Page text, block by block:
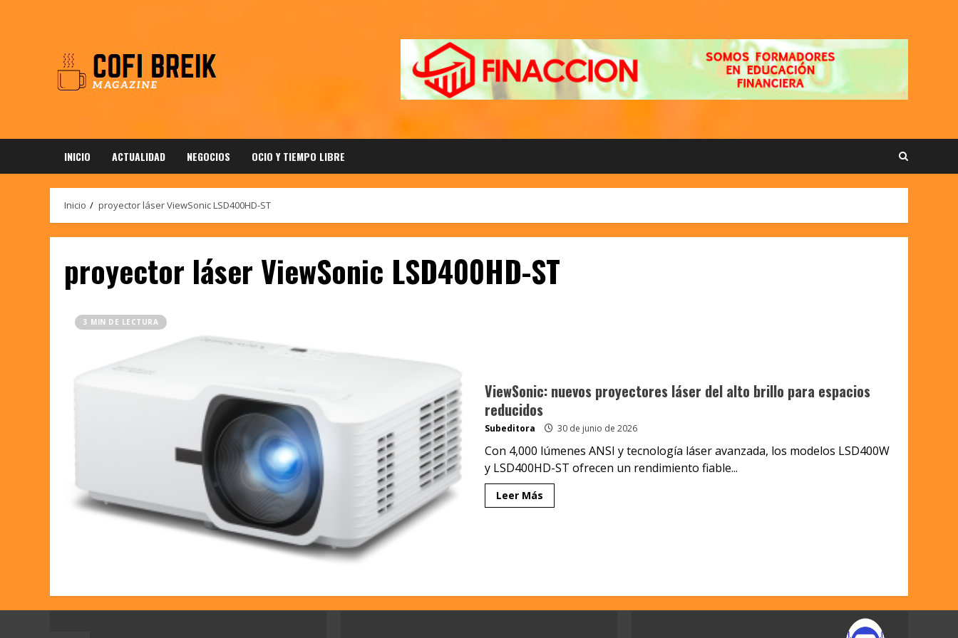
INICIO ACTUALIDAD NEGOCIOS OCIO Y TIEMPO LIBRE
Inicio proyector láser ViewSonic LSD400HD-ST
proyector láser ViewSonic LSD400HD-ST
3 MIN DE LECTURA
ViewSonic: nuevos proyectores láser del alto brillo para espacios
reducidos
Subeditora 30 de junio de 2026
Con 4,000 lúmenes ANSI y tecnología láser avanzada, los modelos LSD400W
y LSD400HD-ST ofrecen un rendimiento fiable...
Leer Más